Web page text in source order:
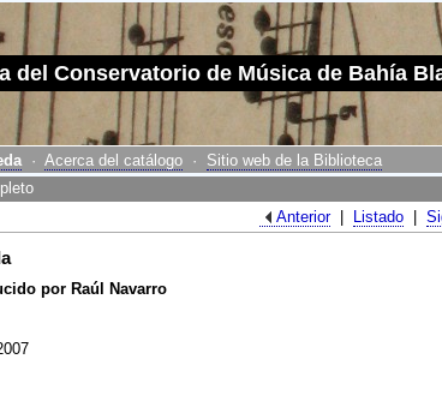
del Conservatorio de Música de Bahía
· Acerca del catálogo · Sitio web de la Biblioteca
Anterior Listado
por Raúl Navarro